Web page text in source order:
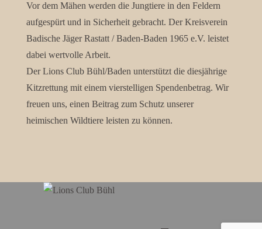
Vor dem Mähen werden die Jungtiere in den Feldern
aufgespürt und in Sicherheit gebracht. Der Kreisverein
Badische Jäger Rastatt / Baden-Baden 1965 e.V. leistet
dabei wertvolle Arbeit.
Der Lions Club Bühl/Baden unterstützt die diesjährige
Kitzrettung mit einem vierstelligen Spendenbetrag. Wir
freuen uns, einen Beitrag zum Schutz unserer
heimischen Wildtiere leisten zu können.